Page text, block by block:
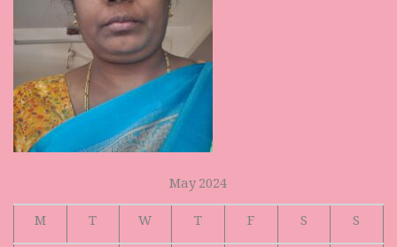
May 2024
M
T W T F S
S